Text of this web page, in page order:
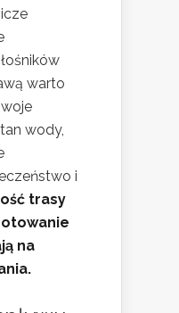
warto
wody,
i
trasy
na